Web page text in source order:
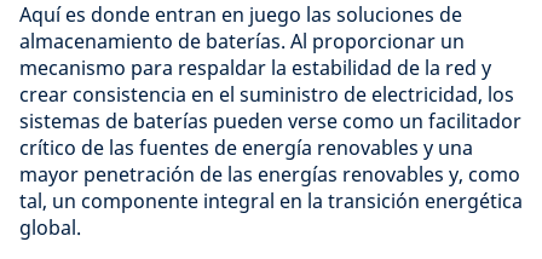
Aquí es donde entran en juego las soluciones de
almacenamiento de baterías. Al proporcionar un
mecanismo para respaldar la estabilidad de la red y
crear consistencia en el suministro de electricidad, los
sistemas de baterías pueden verse como un facilitador
crítico de las fuentes de energía renovables y una
mayor penetración de las energías renovables y, como
tal, un componente integral en la transición energética
global.